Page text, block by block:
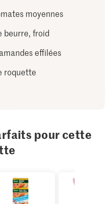
moyennes
beurre, froid
effilées
roquette
pour cette